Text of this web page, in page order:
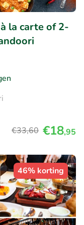
la carte of 2-
€33,60 €18,95
46% korting